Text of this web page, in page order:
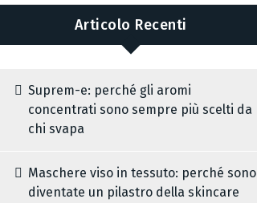
Articolo Recenti
Suprem-e: perché gli aromi
concentrati sono sempre più scelti da
chi svapa
Maschere viso in tessuto: perché sono
diventate un pilastro della skincare